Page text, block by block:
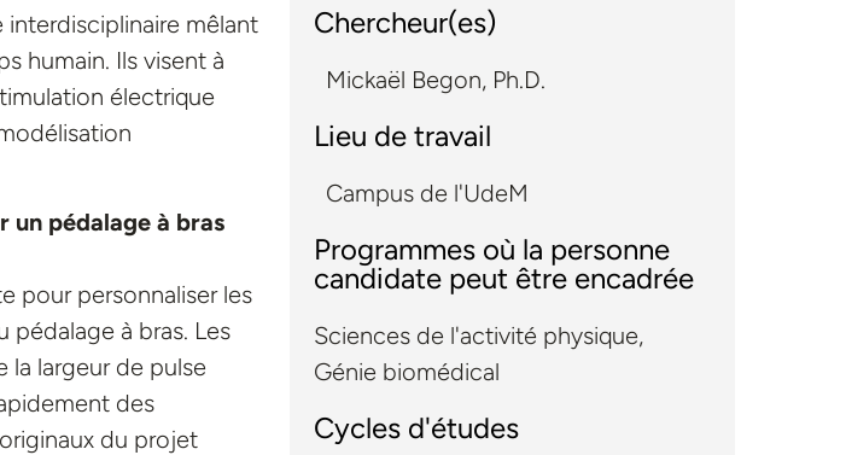
interdisciplinaire mêlant
humain. Ils visent à
électrique
un pédalage à bras
pour personnaliser les
à bras. Les
la largeur de pulse
des
du projet
Chercheur(es)
Mickaël Begon, Ph.D.
Lieu de travail
Campus de l'UdeM
Programmes où la personne
candidate peut être encadrée
Sciences de l'activité physique,
Génie biomédical
Cycles d'études